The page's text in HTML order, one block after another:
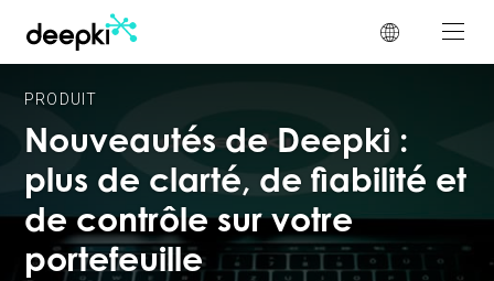
PRODUIT
Nouveautés de Deepki :
plus de clarté, de fiabilité et
de contrôle sur votre
portefeuille
Panneau de gestion des cookies